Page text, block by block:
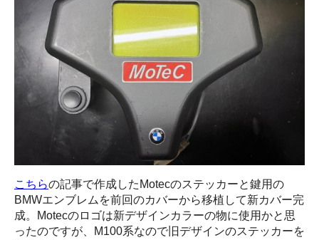
こちらの記事で作成したMotecのステッカーと鍵用の
BMWエンブレムを前回のカバーから移植して新カバー完
成。Motecのロゴは新デザインカラーの物に使用かと思
ったのですが、M100系なので旧デザインのステッカーを